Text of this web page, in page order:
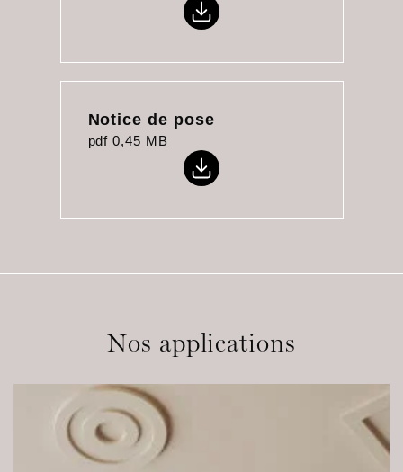
Notice de pose
pdf 0,45 MB
Nos applications